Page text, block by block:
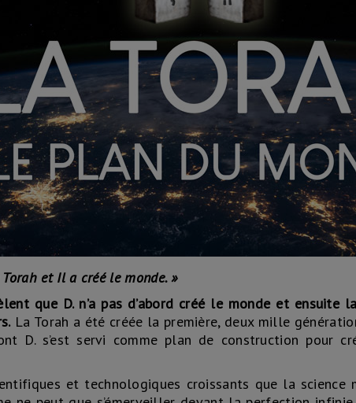
et Il a créé le monde. »
que D. n’a pas d’abord créé le monde et ensuite
La Torah a été créée la première, deux mille
D. s’est servi comme plan de construction pour
et technologiques croissants que la